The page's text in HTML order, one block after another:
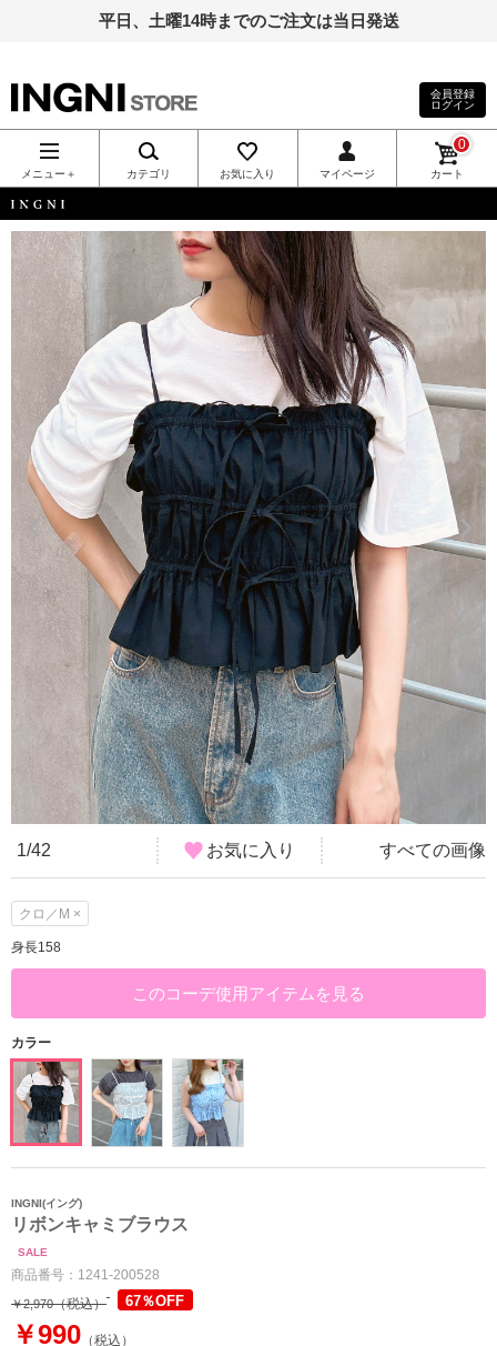
平日、土曜14時までのご注文は当日発送
INGNI（イン
グ）公式通
販｜INGNI
STORE
会員登録
ログイン
メニュー＋ カテゴリ お気に入り マイページ カート
0
INGNI
1/42 お気に入り すべての画像
クロ／M ×
身長158
このコーデ使用アイテムを見る
カラー
INGNI(イング)
リボンキャミブラウス
SALE
商品番号： 1241-200528
￥2,970（税込） 67％OFF
￥990 （税込）